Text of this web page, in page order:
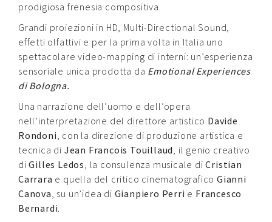
prodigiosa frenesia compositiva.
Grandi proiezioni in HD, Multi-Directional Sound,
effetti olfattivi e per la prima volta in Italia uno
spettacolare video-mapping di interni: un’esperienza
sensoriale unica prodotta da Emotional Experiences
di Bologna.
Una narrazione dell’uomo e dell’opera
nell’interpretazione del direttore artistico Davide
Rondoni, con la direzione di produzione artistica e
tecnica di Jean Francois Touillaud, il genio creativo
diGilles Ledos, la consulenza musicale diCristian
Carrara e quella del critico cinematograficoGianni
Canova, su un’idea di Gianpiero Perri e Francesco
Bernardi.